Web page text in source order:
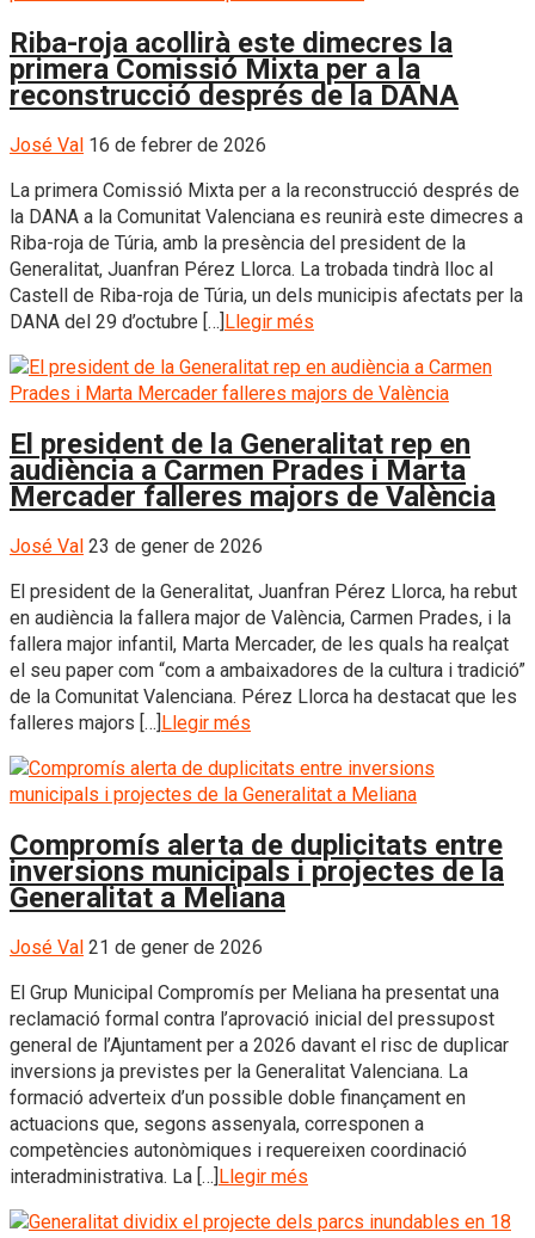
Riba-roja acollirà este dimecres la
primera Comissió Mixta per a la
reconstrucció després de la DANA
José Val 16 de febrer de 2026
La primera Comissió Mixta per a la reconstrucció després de
la DANA a la Comunitat Valenciana es reunirà este dimecres a
Riba-roja de Túria, amb la presència del president de la
Generalitat, Juanfran Pérez Llorca. La trobada tindrà lloc al
Castell de Riba-roja de Túria, un dels municipis afectats per la
DANA del 29 d’octubre […]Llegir més
El president de la Generalitat rep en
audiència a Carmen Prades i Marta
Mercader falleres majors de València
José Val 23 de gener de 2026
El president de la Generalitat, Juanfran Pérez Llorca, ha rebut
en audiència la fallera major de València, Carmen Prades, i la
fallera major infantil, Marta Mercader, de les quals ha realçat
el seu paper com “com a ambaixadores de la cultura i tradició”
de la Comunitat Valenciana. Pérez Llorca ha destacat que les
falleres majors […]Llegir més
Compromís alerta de duplicitats entre
inversions municipals i projectes de la
Generalitat a Meliana
José Val 21 de gener de 2026
El Grup Municipal Compromís per Meliana ha presentat una
reclamació formal contra l’aprovació inicial del pressupost
general de l’Ajuntament per a 2026 davant el risc de duplicar
inversions ja previstes per la Generalitat Valenciana. La
formació adverteix d’un possible doble finançament en
actuacions que, segons assenyala, corresponen a
competències autonòmiques i requereixen coordinació
interadministrativa. La […]Llegir més